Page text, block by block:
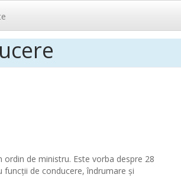
de ministru. Este vorba despre 28
de conducere, îndrumare și